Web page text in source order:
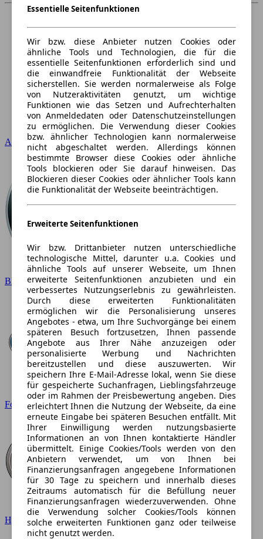
Audi
BMW
Ford
Hyundai
Essentielle Seitenfunktionen
Wir bzw. diese Anbieter nutzen Cookies oder
ähnliche Tools und Technologien, die für die
essentielle Seitenfunktionen erforderlich sind und
die einwandfreie Funktionalität der Webseite
sicherstellen. Sie werden normalerweise als Folge
von Nutzeraktivitäten genutzt, um wichtige
Funktionen wie das Setzen und Aufrechterhalten
von Anmeldedaten oder Datenschutzeinstellungen
zu ermöglichen. Die Verwendung dieser Cookies
bzw. ähnlicher Technologien kann normalerweise
nicht abgeschaltet werden. Allerdings können
bestimmte Browser diese Cookies oder ähnliche
Tools blockieren oder Sie darauf hinweisen. Das
Blockieren dieser Cookies oder ähnlicher Tools kann
die Funktionalität der Webseite beeinträchtigen.
Erweiterte Seitenfunktionen
Wir bzw. Drittanbieter nutzen unterschiedliche
technologische Mittel, darunter u.a. Cookies und
ähnliche Tools auf unserer Webseite, um Ihnen
erweiterte Seitenfunktionen anzubieten und ein
verbessertes Nutzungserlebnis zu gewährleisten.
Durch diese erweiterten Funktionalitäten
ermöglichen wir die Personalisierung unseres
Angebotes - etwa, um Ihre Suchvorgänge bei einem
späteren Besuch fortzusetzen, Ihnen passende
Angebote aus Ihrer Nähe anzuzeigen oder
personalisierte Werbung und Nachrichten
bereitzustellen und diese auszuwerten. Wir
speichern Ihre E-Mail-Adresse lokal, wenn Sie diese
für gespeicherte Suchanfragen, Lieblingsfahrzeuge
oder im Rahmen der Preisbewertung angeben. Dies
erleichtert Ihnen die Nutzung der Webseite, da eine
erneute Eingabe bei späteren Besuchen entfällt. Mit
Ihrer Einwilligung werden nutzungsbasierte
Informationen an von Ihnen kontaktierte Händler
übermittelt. Einige Cookies/Tools werden von den
Anbietern verwendet, um von Ihnen bei
Finanzierungsanfragen angegebene Informationen
für 30 Tage zu speichern und innerhalb dieses
Zeitraums automatisch für die Befüllung neuer
Finanzierungsanfragen wiederzuverwenden. Ohne
die Verwendung solcher Cookies/Tools können
solche erweiterten Funktionen ganz oder teilweise
nicht genutzt werden.